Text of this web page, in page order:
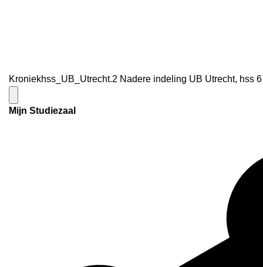
Kroniekhss_UB_Utrecht.2 Nadere indeling UB Utrecht, hss
Mijn Studiezaal